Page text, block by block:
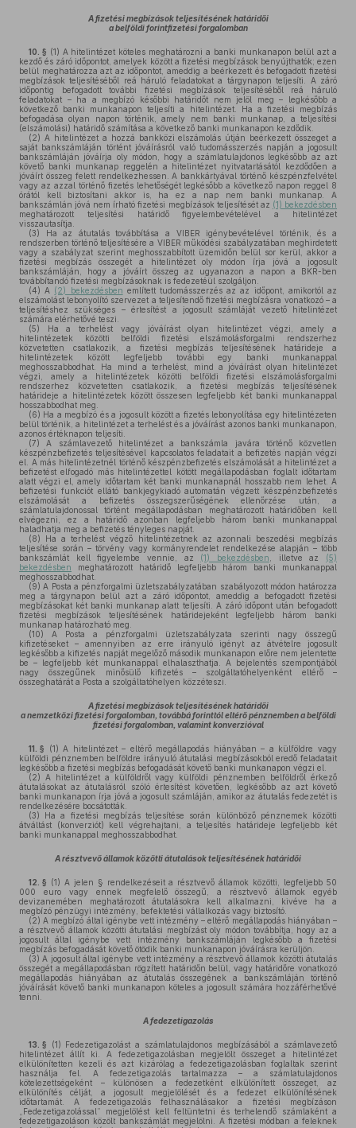
A fizetési megbízások teljesítésének határidői
a belföldi forintfizetési forgalomban
10. § (1) A hitelintézet köteles meghatározni a banki munkanapon belül azt a
kezdő és záró időpontot, amelyek között a fizetési megbízások benyújthatók; ezen
belül meghatározza azt az időpontot, ameddig a beérkezett és befogadott fizetési
megbízások teljesítéséből reá háruló feladatokat a tárgynapon teljesíti. A záró
időpontig befogadott további fizetési megbízások teljesítéséből reá háruló
feladatokat – ha a megbízó későbbi határidőt nem jelöl meg – legkésőbb a
következő banki munkanapon teljesíti a hitelintézet. Ha a fizetési megbízás
befogadása olyan napon történik, amely nem banki munkanap, a teljesítési
(elszámolási) határidő számítása a következő banki munkanapon kezdődik.
(2) A hitelintézet a hozzá bankközi elszámolás útján beérkezett összeget a
saját bankszámláján történt jóváírásról való tudomásszerzés napján a jogosult
bankszámláján jóváírja oly módon, hogy a számlatulajdonos legkésőbb az azt
követő banki munkanap reggelén a hitelintézet nyitvatartásától kezdődően a
jóváírt összeg felett rendelkezhessen. A bankkártyával történő készpénzfelvétel
vagy az azzal történő fizetés lehetőségét legkésőbb a következő napon reggel 8
órától kell biztosítani akkor is, ha ez a nap nem banki munkanap. A
bankszámlán jóvá nem írható fizetési megbízások teljesítését az (1) bekezdésben
meghatározott teljesítési határidő figyelembevételével a hitelintézet
visszautasítja.
(3) Ha az átutalás továbbítása a VIBER igénybevételével történik, és a
rendszerben történő teljesítésére a VIBER működési szabályzatában meghirdetett
vagy a szabályzat szerint meghosszabbított üzemidőn belül sor kerül, akkor a
fizetési megbízás összegét a hitelintézet oly módon írja jóvá a jogosult
bankszámláján, hogy a jóváírt összeg az ugyanazon a napon a BKR-ben
továbbítandó fizetési megbízásoknak is fedezetéül szolgáljon.
(4) A (2) bekezdésben említett tudomásszerzés az az időpont, amikortól az
elszámolást lebonyolító szervezet a teljesítendő fizetési megbízásra vonatkozó – a
teljesítéshez szükséges – értesítést a jogosult számláját vezető hitelintézet
számára elérhetővé teszi.
(5) Ha a terhelést vagy jóváírást olyan hitelintézet végzi, amely a
hitelintézetek közötti belföldi fizetési elszámolásforgalmi rendszerhez
közvetetten csatlakozik, a fizetési megbízás teljesítésének határideje a
hitelintézetek között legfeljebb további egy banki munkanappal
meghosszabbodhat. Ha mind a terhelést, mind a jóváírást olyan hitelintézet
végzi, amely a hitelintézetek közötti belföldi fizetési elszámolásforgalmi
rendszerhez közvetetten csatlakozik, a fizetési megbízás teljesítésének
határideje a hitelintézetek között összesen legfeljebb két banki munkanappal
hosszabbodhat meg.
(6) Ha a megbízó és a jogosult között a fizetés lebonyolítása egy hitelintézeten
belül történik, a hitelintézet a terhelést és a jóváírást azonos banki munkanapon,
azonos értéknapon teljesíti.
(7) A számlavezető hitelintézet a bankszámla javára történő közvetlen
készpénzbefizetés teljesítésével kapcsolatos feladatait a befizetés napján végzi
el. A más hitelintézetnél történő készpénzbefizetés elszámolását a hitelintézet a
befizetést elfogadó más hitelintézettel kötött megállapodásban foglalt időtartam
alatt végzi el, amely időtartam két banki munkanapnál hosszabb nem lehet. A
befizetési funkciót ellátó bankjegykiadó automatán végzett készpénzbefizetés
elszámolását a befizetés összegszerűségének ellenőrzése után, a
számlatulajdonossal történt megállapodásban meghatározott határidőben kell
elvégezni, ez a határidő azonban legfeljebb három banki munkanappal
haladhatja meg a befizetés tényleges napját.
(8) Ha a terhelést végző hitelintézetnek az azonnali beszedési megbízás
teljesítése során – törvény vagy kormányrendelet rendelkezése alapján – több
bankszámlát kell figyelembe vennie, az (1) bekezdésben , illetve az (5)
bekezdésben meghatározott határidő legfeljebb három banki munkanappal
meghosszabbodhat.
(9) A Posta a pénzforgalmi üzletszabályzatában szabályozott módon határozza
meg a tárgynapon belül azt a záró időpontot, ameddig a befogadott fizetési
megbízásokat két banki munkanap alatt teljesíti. A záró időpont után befogadott
fizetési megbízások teljesítésének határidejeként legfeljebb három banki
munkanap határozható meg.
(10) A Posta a pénzforgalmi üzletszabályzata szerinti nagy összegű
kifizetéseket – amennyiben az erre irányuló igényt az átvételre jogosult
legkésőbb a kifizetés napját megelőző második munkanapon előre nem jelentette
be – legfeljebb két munkanappal elhalaszthatja. A bejelentés szempontjából
nagy összegűnek minősülő kifizetés – szolgáltatóhelyenként eltérő –
összeghatárát a Posta a szolgáltatóhelyen közzéteszi.
A fizetési megbízások teljesítésének határidői
a nemzetközi fizetési forgalomban, továbbá forinttól eltérő pénznemben a belföldi
fizetési forgalomban, valamint konverzióval
11. § (1) A hitelintézet – eltérő megállapodás hiányában – a külföldre vagy
külföldi pénznemben belföldre irányuló átutalási megbízásokból eredő feladatait
legkésőbb a fizetési megbízás befogadását követő banki munkanapon végzi el.
(2) A hitelintézet a külföldről vagy külföldi pénznemben belföldről érkező
átutalásokat az átutalásról szóló értesítést követően, legkésőbb az azt követő
banki munkanapon írja jóvá a jogosult számláján, amikor az átutalás fedezetét is
rendelkezésére bocsátották.
(3) Ha a fizetési megbízás teljesítése során különböző pénznemek közötti
átváltást (konverziót) kell végrehajtani, a teljesítés határideje legfeljebb két
banki munkanappal meghosszabbodhat.
A résztvevő államok közötti átutalások teljesítésének határidői
12. § (1) A jelen § rendelkezéseit a résztvevő államok közötti, legfeljebb 50
000 euro vagy ennek megfelelő összegű, a résztvevő államok egyéb
devizanemében meghatározott átutalásokra kell alkalmazni, kivéve ha a
megbízó pénzügyi intézmény, befektetési vállalkozás vagy biztosító.
(2) A megbízó által igénybe vett intézmény – eltérő megállapodás hiányában –
a résztvevő államok közötti átutalási megbízást oly módon továbbítja, hogy az a
jogosult által igénybe vett intézmény bankszámláján legkésőbb a fizetési
megbízás befogadását követő ötödik banki munkanapon jóváírásra kerüljön.
(3) A jogosult által igénybe vett intézmény a résztvevő államok közötti átutalás
összegét a megállapodásban rögzített határidőn belül, vagy határidőre vonatkozó
megállapodás hiányában az átutalás összegének a bankszámláján történő
jóváírását követő banki munkanapon köteles a jogosult számára hozzáférhetővé
tenni.
A fedezetigazolás
13. § (1) Fedezetigazolást a számlatulajdonos megbízásából a számlavezető
hitelintézet állít ki. A fedezetigazolásban megjelölt összeget a hitelintézet
elkülönítetten kezeli és azt kizárólag a fedezetigazolásban foglaltak szerint
használja fel. A fedezetigazolás tartalmazza – a számlatulajdonos
kötelezettségeként – különösen a fedezetként elkülönített összeget, az
elkülönítés célját, a jogosult megjelölését és a fedezet elkülönítésének
időtartamát. A fedezetigazolás felhasználásakor a fizetési megbízáson
„Fedezetigazolással” megjelölést kell feltüntetni és terhelendő számlaként a
fedezetigazoláson közölt bankszámlát megjelölni. A fizetési módban a feleknek